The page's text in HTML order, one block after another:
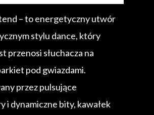
– to energetyczny utwór
stylu dance, który
przenosi słuchacza na
pod gwiazdami.
przez pulsujące
i dynamiczne bity, kawałek